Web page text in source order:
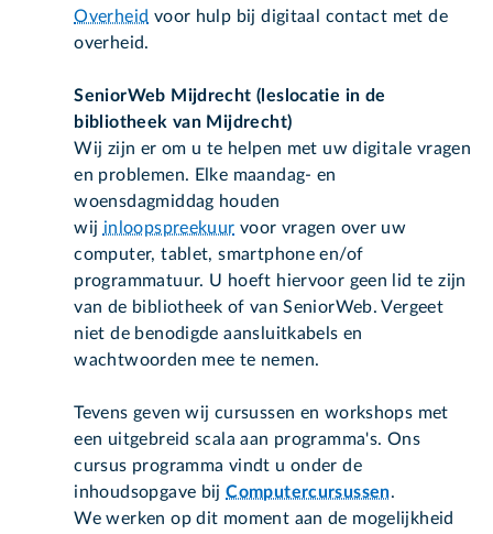
Overheid voor hulp bij digitaal contact met de
overheid.
SeniorWeb Mijdrecht (leslocatie in de
bibliotheek van Mijdrecht)
Wij zijn er om u te helpen met uw digitale vragen
en problemen. Elke maandag- en
woensdagmiddag houden
wij inloopspreekuur voor vragen over uw
computer, tablet, smartphone en/of
programmatuur. U hoeft hiervoor geen lid te zijn
van de bibliotheek of van SeniorWeb. Vergeet
niet de benodigde aansluitkabels en
wachtwoorden mee te nemen.
Tevens geven wij cursussen en workshops met
een uitgebreid scala aan programma's. Ons
cursus programma vindt u onder de
inhoudsopgave bijComputercursussen.
We werken op dit moment aan de mogelijkheid